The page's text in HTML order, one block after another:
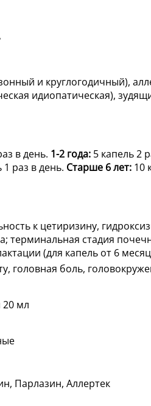
и круглогодичный),
идиопатическая),
в день. 1-2 года: 5 капель 2
1 раз в день. Старше 6 лет: 10
к цетиризину,
терминальная стадия
(для капель от 6
головная боль,
20 мл
Парлазин, Аллертек